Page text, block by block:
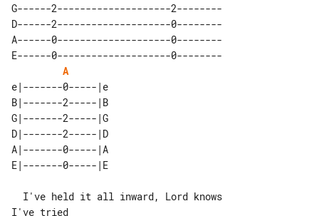
G------2--------------------2--------
D------2--------------------0--------
A------0--------------------0--------
E------0--------------------0--------
A
e|-------0-----|e
B|-------2-----|B
G|-------2-----|G
D|-------2-----|D
A|-------0-----|A